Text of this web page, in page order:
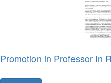
Promotion in Professor In